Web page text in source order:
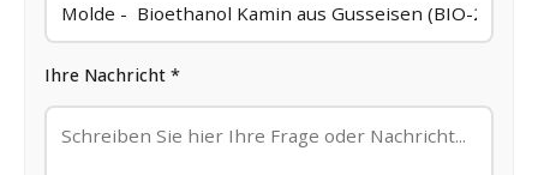
Ihre Nachricht *